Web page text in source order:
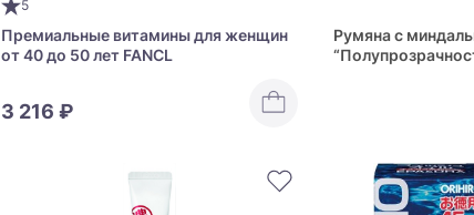
5
Премиальные витамины для женщин
от 40 до 50 лет FANCL
3 216 ₽
Румяна с